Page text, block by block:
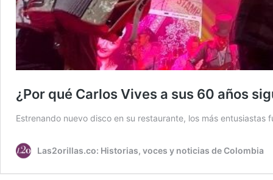
¿Por qué Carlos Vives a sus 60 años
Estrenando nuevo disco en su restaurante, los más
Las2orillas.co: Historias, voces y noticias de Colombia